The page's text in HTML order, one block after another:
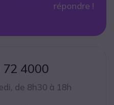
répondre !
4000
de 8h30 à 18h